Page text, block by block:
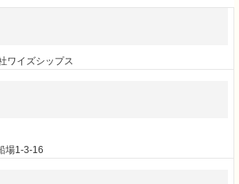
ワイズシップス
場1-3-16